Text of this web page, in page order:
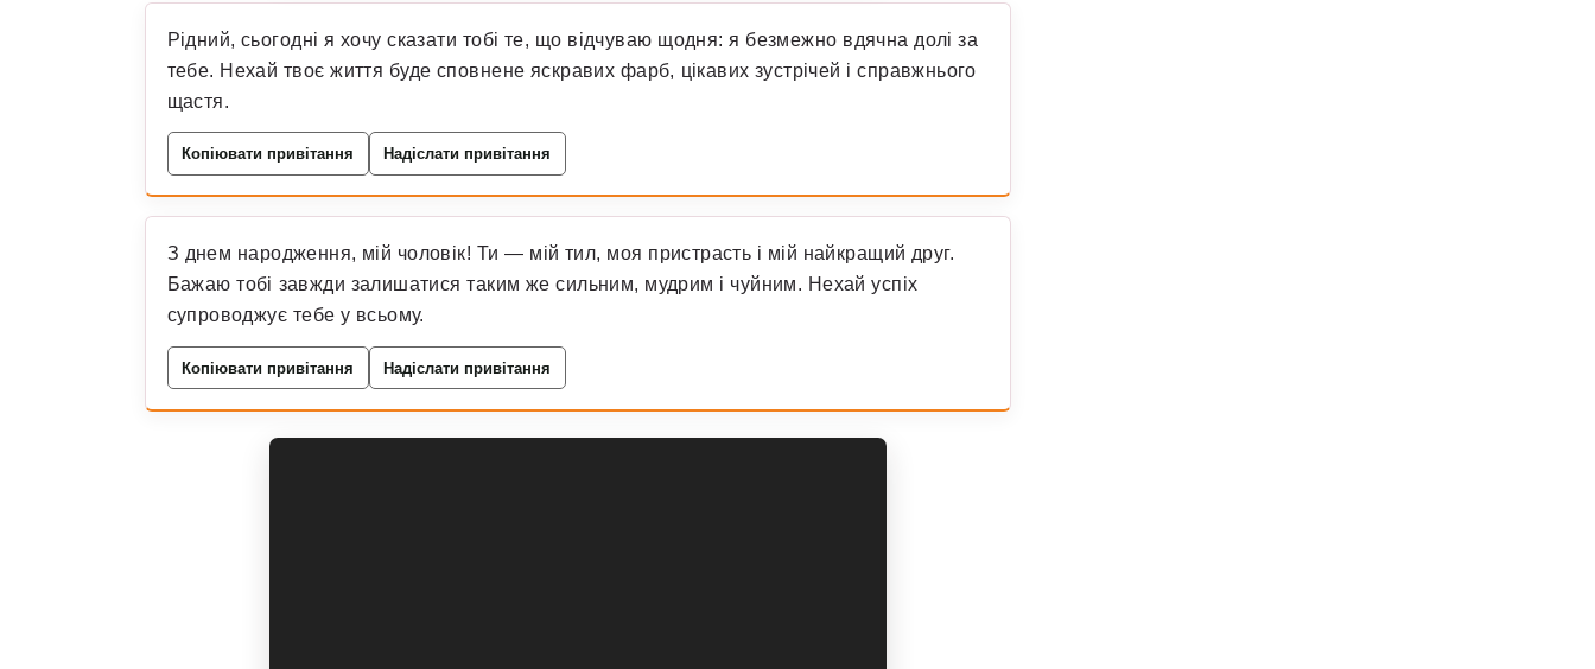
Рідний, сьогодні я хочу сказати тобі те, що відчуваю щодня: я безмежно вдячна долі за
тебе. Нехай твоє життя буде сповнене яскравих фарб, цікавих зустрічей і справжнього
щастя.
Копіювати привітання Надіслати привітання
З днем народження, мій чоловік! Ти — мій тил, моя пристрасть і мій найкращий друг.
Бажаю тобі завжди залишатися таким же сильним, мудрим і чуйним. Нехай успіх
супроводжує тебе у всьому.
Копіювати привітання Надіслати привітання